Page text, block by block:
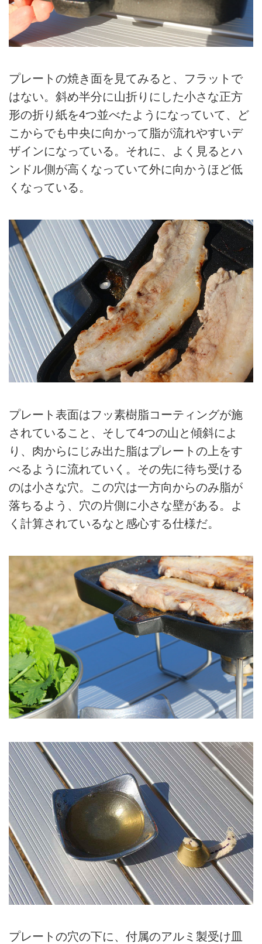
プレートの焼き面を見てみると、フラットで
はない。斜め半分に山折りにした小さな正方
形の折り紙を4つ並べたようになっていて、ど
こからでも中央に向かって脂が流れやすいデ
ザインになっている。それに、よく見るとハ
ンドル側が高くなっていて外に向かうほど低
くなっている。
プレート表面はフッ素樹脂コーティングが施
されていること、そして4つの山と傾斜によ
り、肉からにじみ出た脂はプレートの上をす
べるように流れていく。その先に待ち受ける
のは小さな穴。この穴は一方向からのみ脂が
落ちるよう、穴の片側に小さな壁がある。よ
く計算されているなと感心する仕様だ。
プレートの穴の下に、付属のアルミ製受け皿